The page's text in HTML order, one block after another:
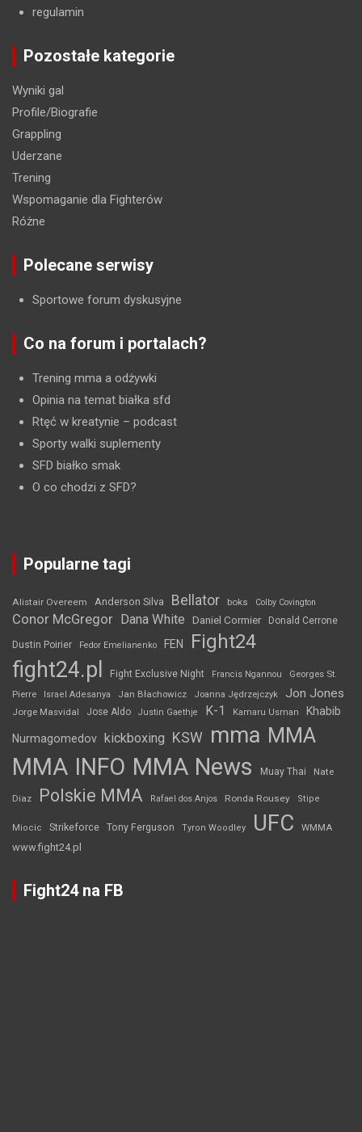
regulamin
Pozostałe kategorie
Wyniki gal
Profile/Biografie
Grappling
Uderzane
Trening
Wspomaganie dla Fighterów
Różne
Polecane serwisy
Sportowe forum dyskusyjne
Co na forum i portalach?
Trening mma a odżywki
Opinia na temat białka sfd
Rtęć w kreatynie – podcast
Sporty walki suplementy
SFD białko smak
O co chodzi z SFD?
Popularne tagi
Alistair Overeem Anderson Silva Bellator boks Colby Covington
Conor McGregor Dana White Daniel Cormier Donald Cerrone
Dustin Poirier Fedor Emelianenko FEN Fight24
fight24.pl Fight Exclusive Night Francis Ngannou
Georges St.
Pierre
Israel Adesanya Jan Błachowicz Joanna Jędrzejczyk Jon Jones
Jorge Masvidal Jose Aldo Justin Gaethje K-1 Kamaru Usman Khabib
Nurmagomedov kickboxing KSW mma MMA
MMA INFO MMA News Muay Thai Nate
Diaz Polskie MMA Rafael dos Anjos Ronda Rousey Stipe
Miocic Strikeforce Tony Ferguson Tyron Woodley UFC WMMA
www.fight24.pl
Fight24 na FB